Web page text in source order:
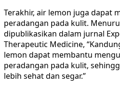
Terakhir, air lemon juga dapat
peradangan pada kulit.
dipublikasikan dalam jurnal
Therapeutic Medicine,
lemon dapat membantu
peradangan pada kulit,
lebih sehat dan segar.”